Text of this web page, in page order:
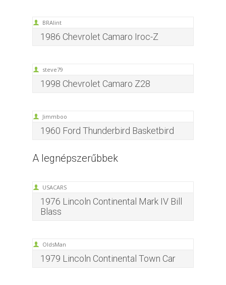
BRAlint
1986 Chevrolet Camaro Iroc-Z
steve79
1998 Chevrolet Camaro Z28
Jimmboo
1960 Ford Thunderbird Basketbird
A legnépszerűbbek
USACARS
1976 Lincoln Continental Mark IV Bill
Blass
OldsMan
1979 Lincoln Continental Town Car